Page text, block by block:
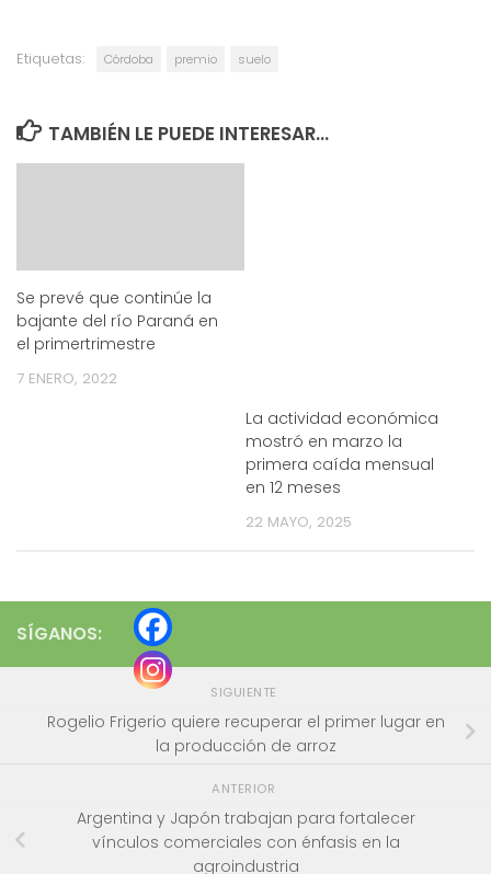
Etiquetas: Córdoba premio suelo
TAMBIÉN LE PUEDE INTERESAR...
Se prevé que continúe la
bajante del río Paraná en
el primertrimestre
7 ENERO, 2022
La actividad económica
mostró en marzo la
primera caída mensual
en 12 meses
22 MAYO, 2025
SÍGANOS:
SIGUIENTE
Rogelio Frigerio quiere recuperar el primer lugar en
la producción de arroz
ANTERIOR
Argentina y Japón trabajan para fortalecer
vínculos comerciales con énfasis en la
agroindustria